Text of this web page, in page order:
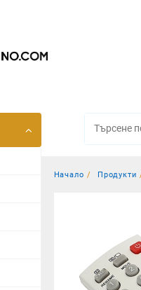
Начало Продукти